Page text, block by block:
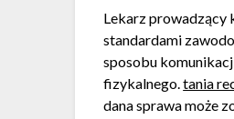
Lekarz prowadzący
standardami
sposobu
fizykalnego.tania
dana sprawa może